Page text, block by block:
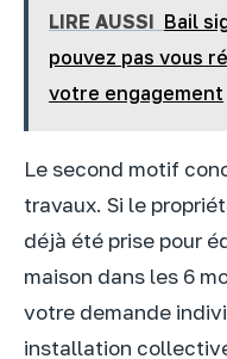
LIRE AUSSI Bail
pouvez pas vous
votre engagement
Le second motif
travaux. Si le
déjà été prise pour
maison dans les 6
votre demande
installation